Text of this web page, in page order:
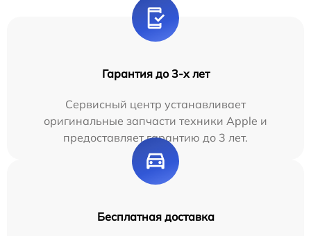
Гарантия до 3-х лет
Сервисный центр устанавливает
оригинальные запчасти техники Apple и
предоставляет гарантию до 3 лет.
Бесплатная доставка